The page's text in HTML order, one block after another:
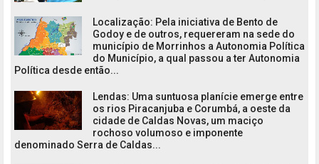
Localização: Pela iniciativa de Bento de
Godoy e de outros, requereram na sede do
município de Morrinhos a Autonomia Política
do Município, a qual passou a ter Autonomia
Política desde então...
Lendas: Uma suntuosa planície emerge entre
os rios Piracanjuba e Corumbá, a oeste da
cidade de Caldas Novas, um maciço
rochoso volumoso e imponente
denominado Serra de Caldas...